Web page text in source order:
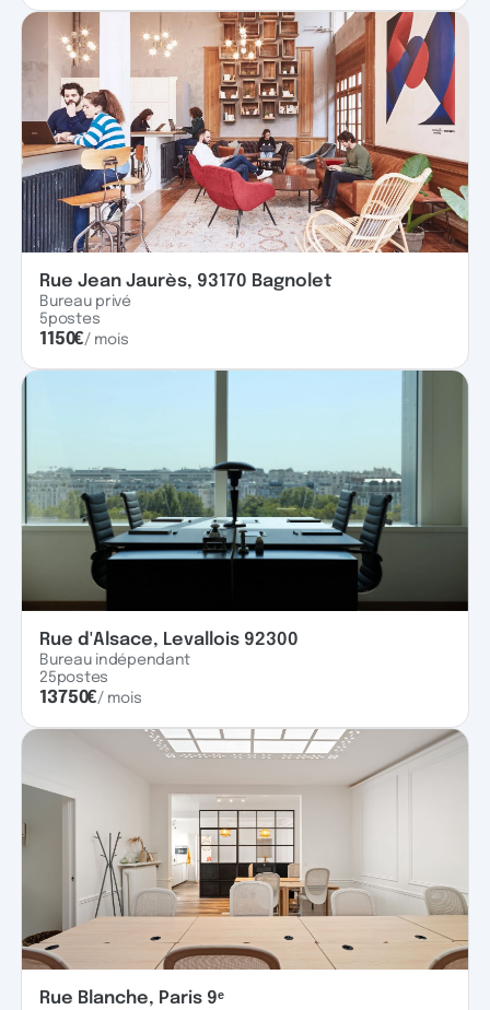
Rue Jean Jaurès, 93170 Bagnolet
Bureau privé
5postes
1150€/ mois
Rue d'Alsace, Levallois 92300
Bureau indépendant
25postes
13750€/ mois
Rue Blanche, Paris 9ᵉ